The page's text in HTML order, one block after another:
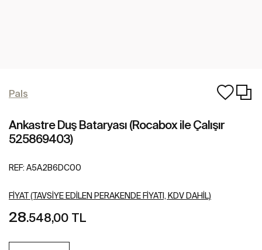
Pals
Ankastre Duş Bataryası (Rocabox ile Çalışır
525869403)
REF: A5A2B6DC00
FIYAT (TAVSIYE EDILEN PERAKENDE FIYATI, KDV DAHIL)
28.548,00 TL